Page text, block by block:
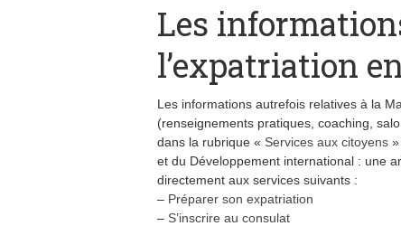
Les
l’expatriation
Les informations autrefois relatives à la
(renseignements pratiques, coaching,
dans la rubrique « Services aux citoyens
et du Développement international : une
directement aux services suivants :
– Préparer son expatriation
– S’inscrire au consulat